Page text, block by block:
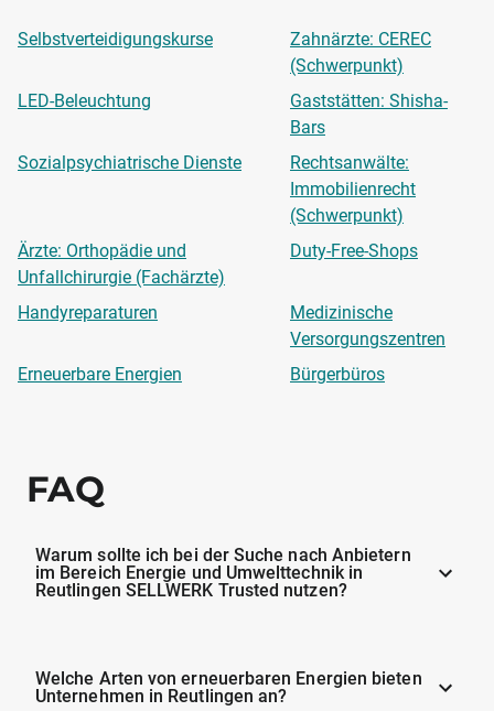
Selbstverteidigungskurse
Zahnärzte: CEREC
(Schwerpunkt)
LED-Beleuchtung
Gaststätten: Shisha-
Bars
Sozialpsychiatrische Dienste
Rechtsanwälte:
Immobilienrecht
(Schwerpunkt)
Ärzte: Orthopädie und
Unfallchirurgie (Fachärzte)
Duty-Free-Shops
Handyreparaturen
Medizinische
Versorgungszentren
Erneuerbare Energien
Bürgerbüros
FAQ
Warum sollte ich bei der Suche nach Anbietern
im Bereich Energie und Umwelttechnik in
Reutlingen SELLWERK Trusted nutzen?
Welche Arten von erneuerbaren Energien bieten
Unternehmen in Reutlingen an?